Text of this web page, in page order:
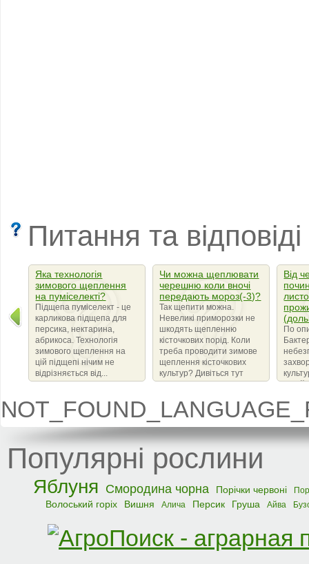
Питання та
Яка технологія
зимового щеплення
на пуміселекті?
Підщепа пуміселект - це
карликова підщепа для
персика, нектарина,
абрикоса. Технологія
зимового щеплення на
цій підщепі нічим не
відрізняється від...
Чи можна щеплювати
черешню коли вночі
передають мороз(-3)?
Так щепити можна.
Невеликі приморозки не
шкодять щепленню
кісточкових порід. Коли
треба проводити зимове
щеплення кісточкових
культур? Дивіться тут
Від
По
Популярні рослини
Яблуня Смородина чорна Порічки червоні
Волоський горіх Вишня Алича Персик Груша Айва